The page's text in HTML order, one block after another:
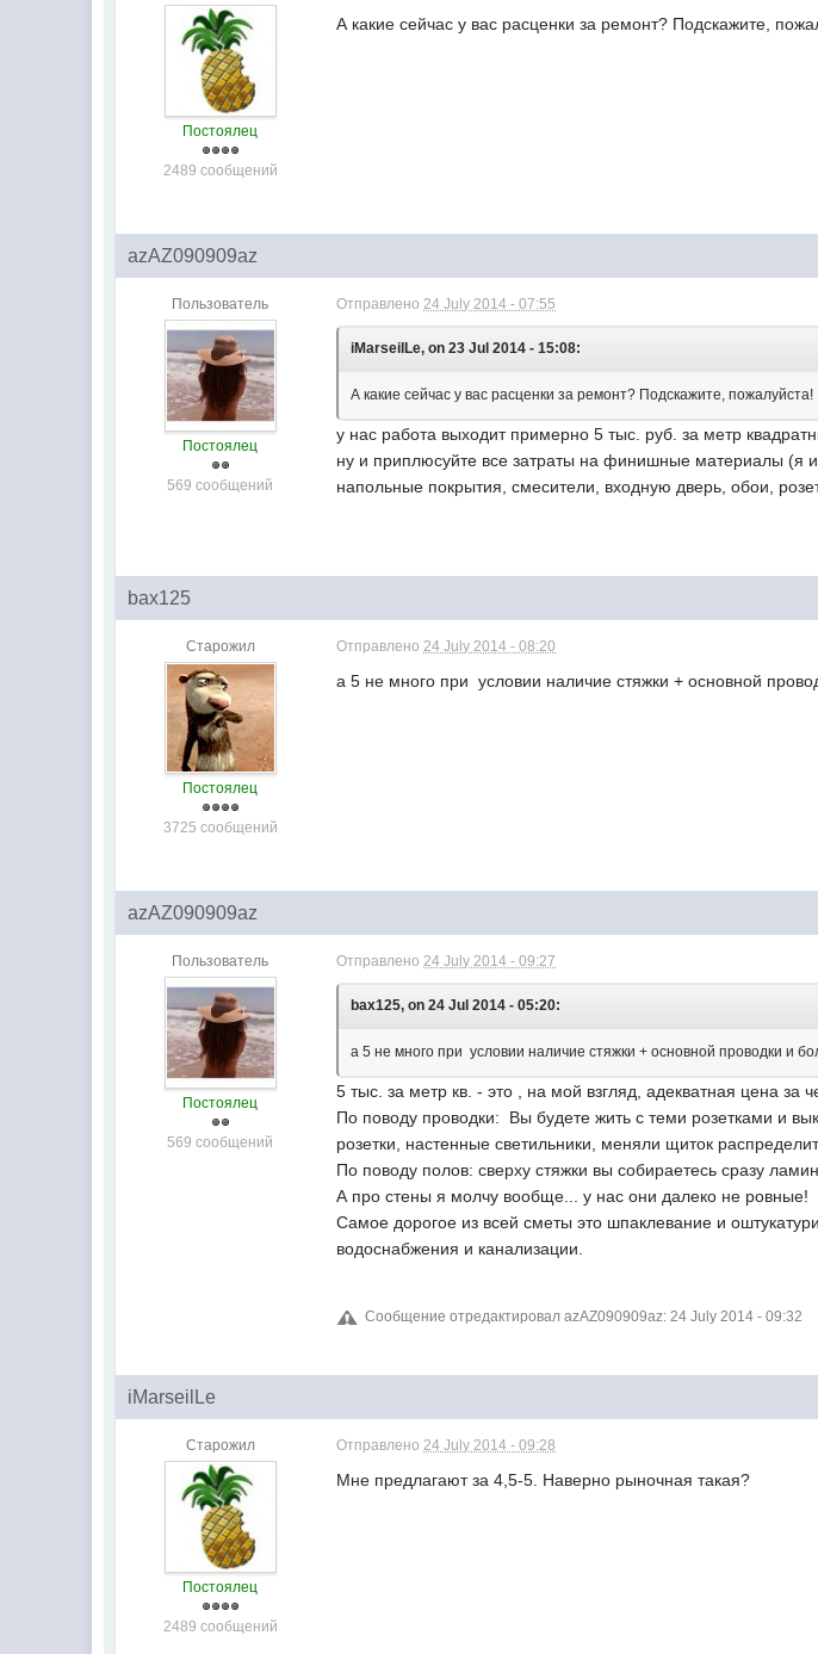
Постоялец
2489 сообщений
А какие сейчас у вас расценки за ремонт? Подскажите,
azAZ090909az
Пользователь
Постоялец
569 сообщений
Отправлено24 July 2014 - 07:55
iMarseilLe, on 23 Jul 2014 - 15:08:
А какие сейчас у вас расценки за ремонт? Подскажите, пожалуйста!
у нас работа выходит примерно 5 тыс. руб. за метр
ну и приплюсуйте все затраты на финишные материалы (я
напольные покрытия, смесители, входную дверь, обои,
bax125
Старожил
Постоялец
3725 сообщений
Отправлено24 July 2014 - 08:20
а 5 не много при условии наличие стяжки + основной
azAZ090909az
Пользователь
Постоялец
569 сообщений
Отправлено24 July 2014 - 09:27
bax125, on 24 Jul 2014 - 05:20:
а 5 не много при условии наличие стяжки + основной проводки и
5 тыс. за метр кв. - это , на мой взгляд, адекватная цена за
По поводу проводки: Вы будете жить с теми розетками и
розетки, настенные светильники, меняли щиток
По поводу полов: сверху стяжки вы собираетесь сразу
А про стены я молчу вообще... у нас они далеко не ровные!
Самое дорогое из всей сметы это шпаклевание и
водоснабжения и канализации.
Сообщение отредактировал azAZ090909az: 24 July 2014 - 09:32
iMarseilLe
Старожил
Постоялец
2489 сообщений
Отправлено24 July 2014 - 09:28
Мне предлагают за 4,5-5. Наверно рыночная такая?